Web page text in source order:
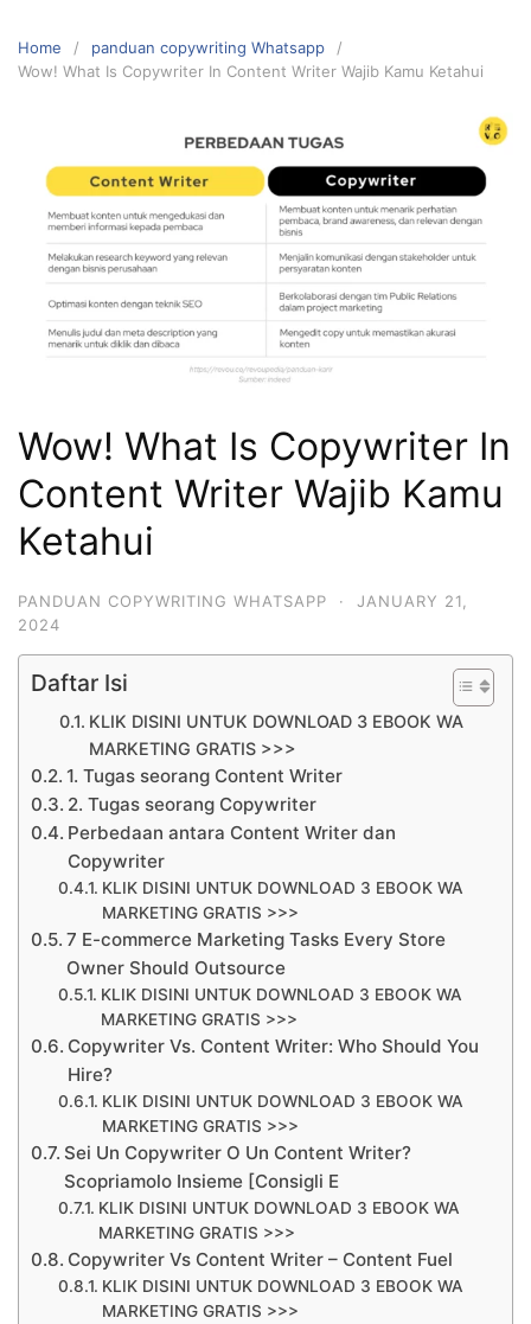
Home
panduan copywriting Whatsapp
Wow! What Is Copywriter In Content Writer Wajib Kamu Ketahui
Wow! What Is Copywriter In
Content Writer Wajib Kamu
Ketahui
PANDUAN COPYWRITING WHATSAPP ·
JANUARY 21,
2024
Daftar Isi
KLIK DISINI UNTUK DOWNLOAD 3 EBOOK WA
MARKETING GRATIS >>>
1. Tugas seorang Content Writer
2. Tugas seorang Copywriter
Perbedaan antara Content Writer dan
Copywriter
KLIK DISINI UNTUK DOWNLOAD 3 EBOOK WA
MARKETING GRATIS >>>
7 E-commerce Marketing Tasks Every Store
Owner Should Outsource
KLIK DISINI UNTUK DOWNLOAD 3 EBOOK WA
MARKETING GRATIS >>>
Copywriter Vs. Content Writer: Who Should You
Hire?
KLIK DISINI UNTUK DOWNLOAD 3 EBOOK WA
MARKETING GRATIS >>>
Sei Un Copywriter O Un Content Writer?
Scopriamolo Insieme [Consigli E
KLIK DISINI UNTUK DOWNLOAD 3 EBOOK WA
MARKETING GRATIS >>>
Copywriter Vs Content Writer – Content Fuel
KLIK DISINI UNTUK DOWNLOAD 3 EBOOK WA
MARKETING GRATIS >>>